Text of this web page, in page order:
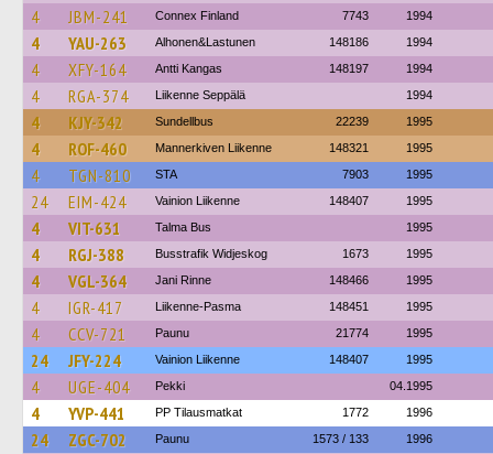
4 JBM-241 Connex Finland 7743 1994
4 YAU-263 Alhonen&Lastunen 148186 1994
4 XFY-164 Antti Kangas 148197 1994
4 RGA-374 Liikenne Seppälä 1994
4 KJY-342 Sundellbus 22239 1995
4 ROF-460 Mannerkiven Liikenne 148321 1995
4 TGN-810 STA 7903 1995
24 EIM-424 Vainion Liikenne 148407 1995
4 VIT-631 Talma Bus 1995
4 RGJ-388 Busstrafik Widjeskog 1673 1995
4 VGL-364 Jani Rinne 148466 1995
4 IGR-417 Liikenne-Pasma 148451 1995
4 CCV-721 Paunu 21774 1995
24 JFY-224 Vainion Liikenne 148407 1995
4 UGE-404 Pekki 04.1995
4 YVP-441 PP Tilausmatkat 1772 1996
24 ZGC-702 Paunu 1573 / 133 1996